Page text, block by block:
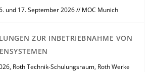
und 17. September 2026 // MOC Munich
ZUR INBETRIEBNAHME VON
Roth Technik-Schulungsraum, Roth Werke